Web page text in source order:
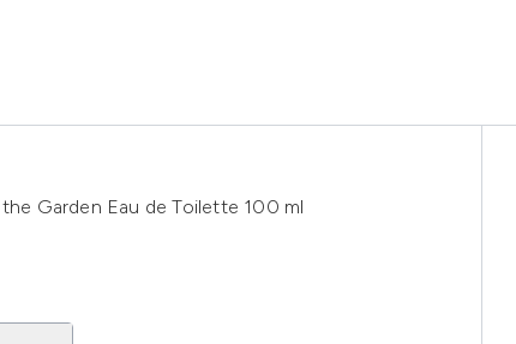
Garden Eau de Toilette 100 ml